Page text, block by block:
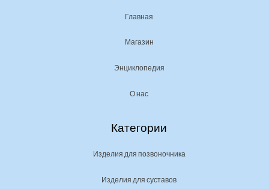
Главная
Магазин
Энциклопедия
О нас
Категории
Изделия для позвоночника
Изделия для суставов